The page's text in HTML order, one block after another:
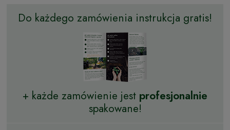
Do każdego zamówienia instrukcja gratis!
+ każde zamówienie jest profesjonalnie
spakowane!